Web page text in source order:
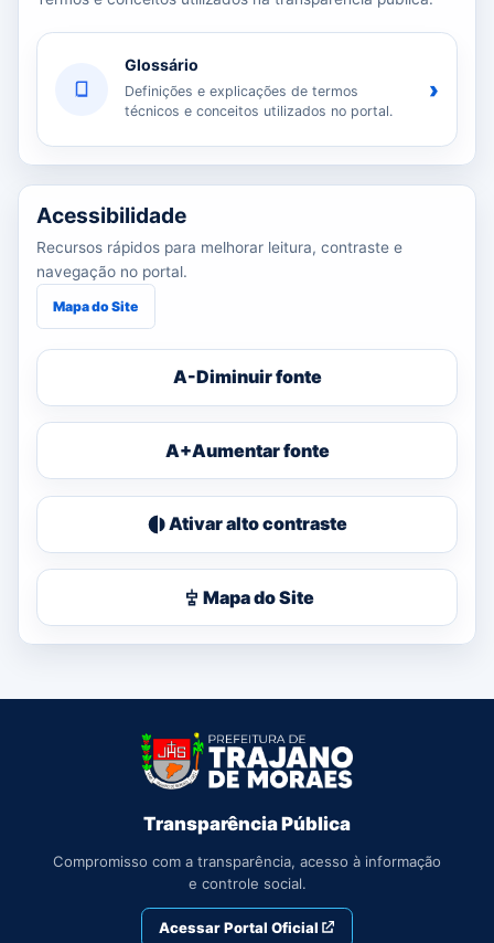
Glossário
Definições e explicações de termos
técnicos e conceitos utilizados no portal.
›
Acessibilidade
Recursos rápidos para melhorar leitura, contraste e
navegação no portal.
Mapa do Site
A-Diminuir fonte
A+Aumentar fonte
Ativar alto contraste
Mapa do Site
Transparência Pública
Compromisso com a transparência, acesso à informação
e controle social.
Acessar Portal Oficial